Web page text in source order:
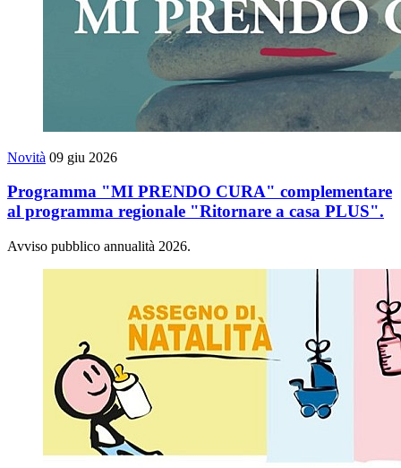
Novità 09 giu 2026
Programma "MI PRENDO CURA" complementare
al programma regionale "Ritornare a casa PLUS".
Avviso pubblico annualità 2026.